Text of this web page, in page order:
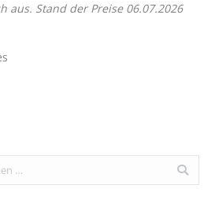
aus. Stand der Preise 06.07.2026